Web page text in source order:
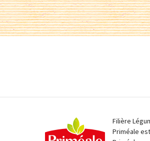
Filière
Priméale